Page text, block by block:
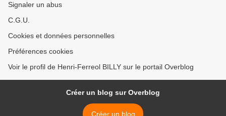
Signaler un abus
C.G.U.
Cookies et données personnelles
Préférences cookies
Voir le profil de Henri-Ferreol BILLY sur le portail Overblog
Créer un blog sur Overblog
Créer un blog